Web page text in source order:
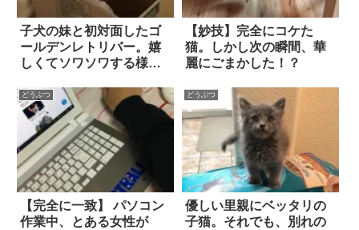
子犬の妹と初対面したゴ
ールデンレトリバー。嬉
しくてソワソワする様子
【妙技】完全にコケた
猫。しかし次の瞬間、華
麗にごまかした！？
どうぶつ
【完全に一致】 パソコン
作業中、とある女性が
どうぶつ
優しい里親にベッタリの
子猫。それでも、別れの